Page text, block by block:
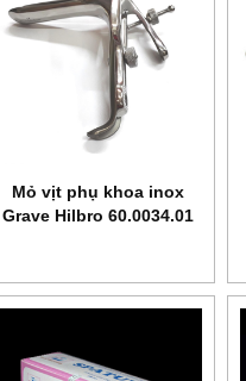
Mỏ vịt phụ khoa inox
Grave Hilbro 60.0034.01